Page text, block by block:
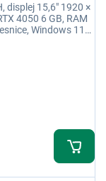
displej 15,6" 1920 ×
4050 6 GB, RAM
Windows 11